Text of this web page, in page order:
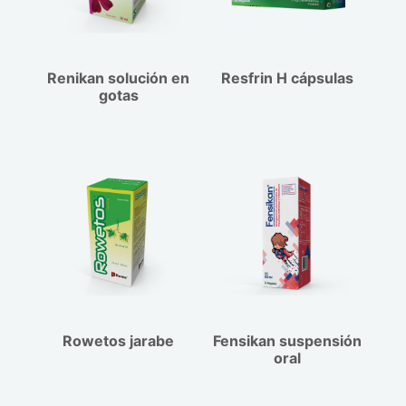
frecuente.
Renikan solución en
gotas
Resfrin H cápsulas
Rowetos jarabe
Fensikan suspensión
oral